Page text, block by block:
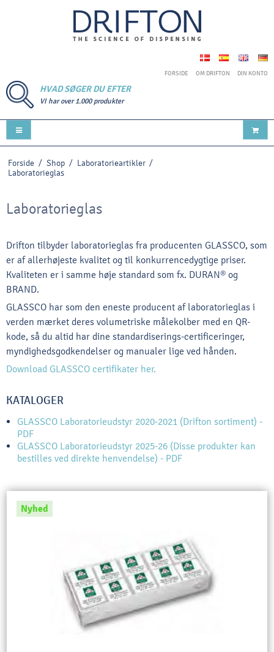
FORSIDE OM DRIFTON DIN KONTO
HVAD SØGER DU EFTER
VI har over 1.000 produkter
Forside / Shop / Laboratorieartikler /
Laboratorieglas
Laboratorieglas
Drifton tilbyder laboratorieglas fra producenten GLASSCO, som
er af allerhøjeste kvalitet og til konkurrencedygtige priser.
Kvaliteten er i samme høje standard som fx. DURAN® og
BRAND.
GLASSCO har som den eneste producent af laboratorieglas i
verden mærket deres volumetriske målekolber med en QR-
kode, så du altid har dine standardiserings-certificeringer,
myndighedsgodkendelser og manualer lige ved hånden.
Download GLASSCO certifikater her.
KATALOGER
GLASSCO Laboratorieudstyr 2020-2021 (Drifton sortiment) -
PDF
GLASSCO Laboratorieudstyr 2025-26 (Disse produkter kan
bestilles ved direkte henvendelse) - PDF
Nyhed